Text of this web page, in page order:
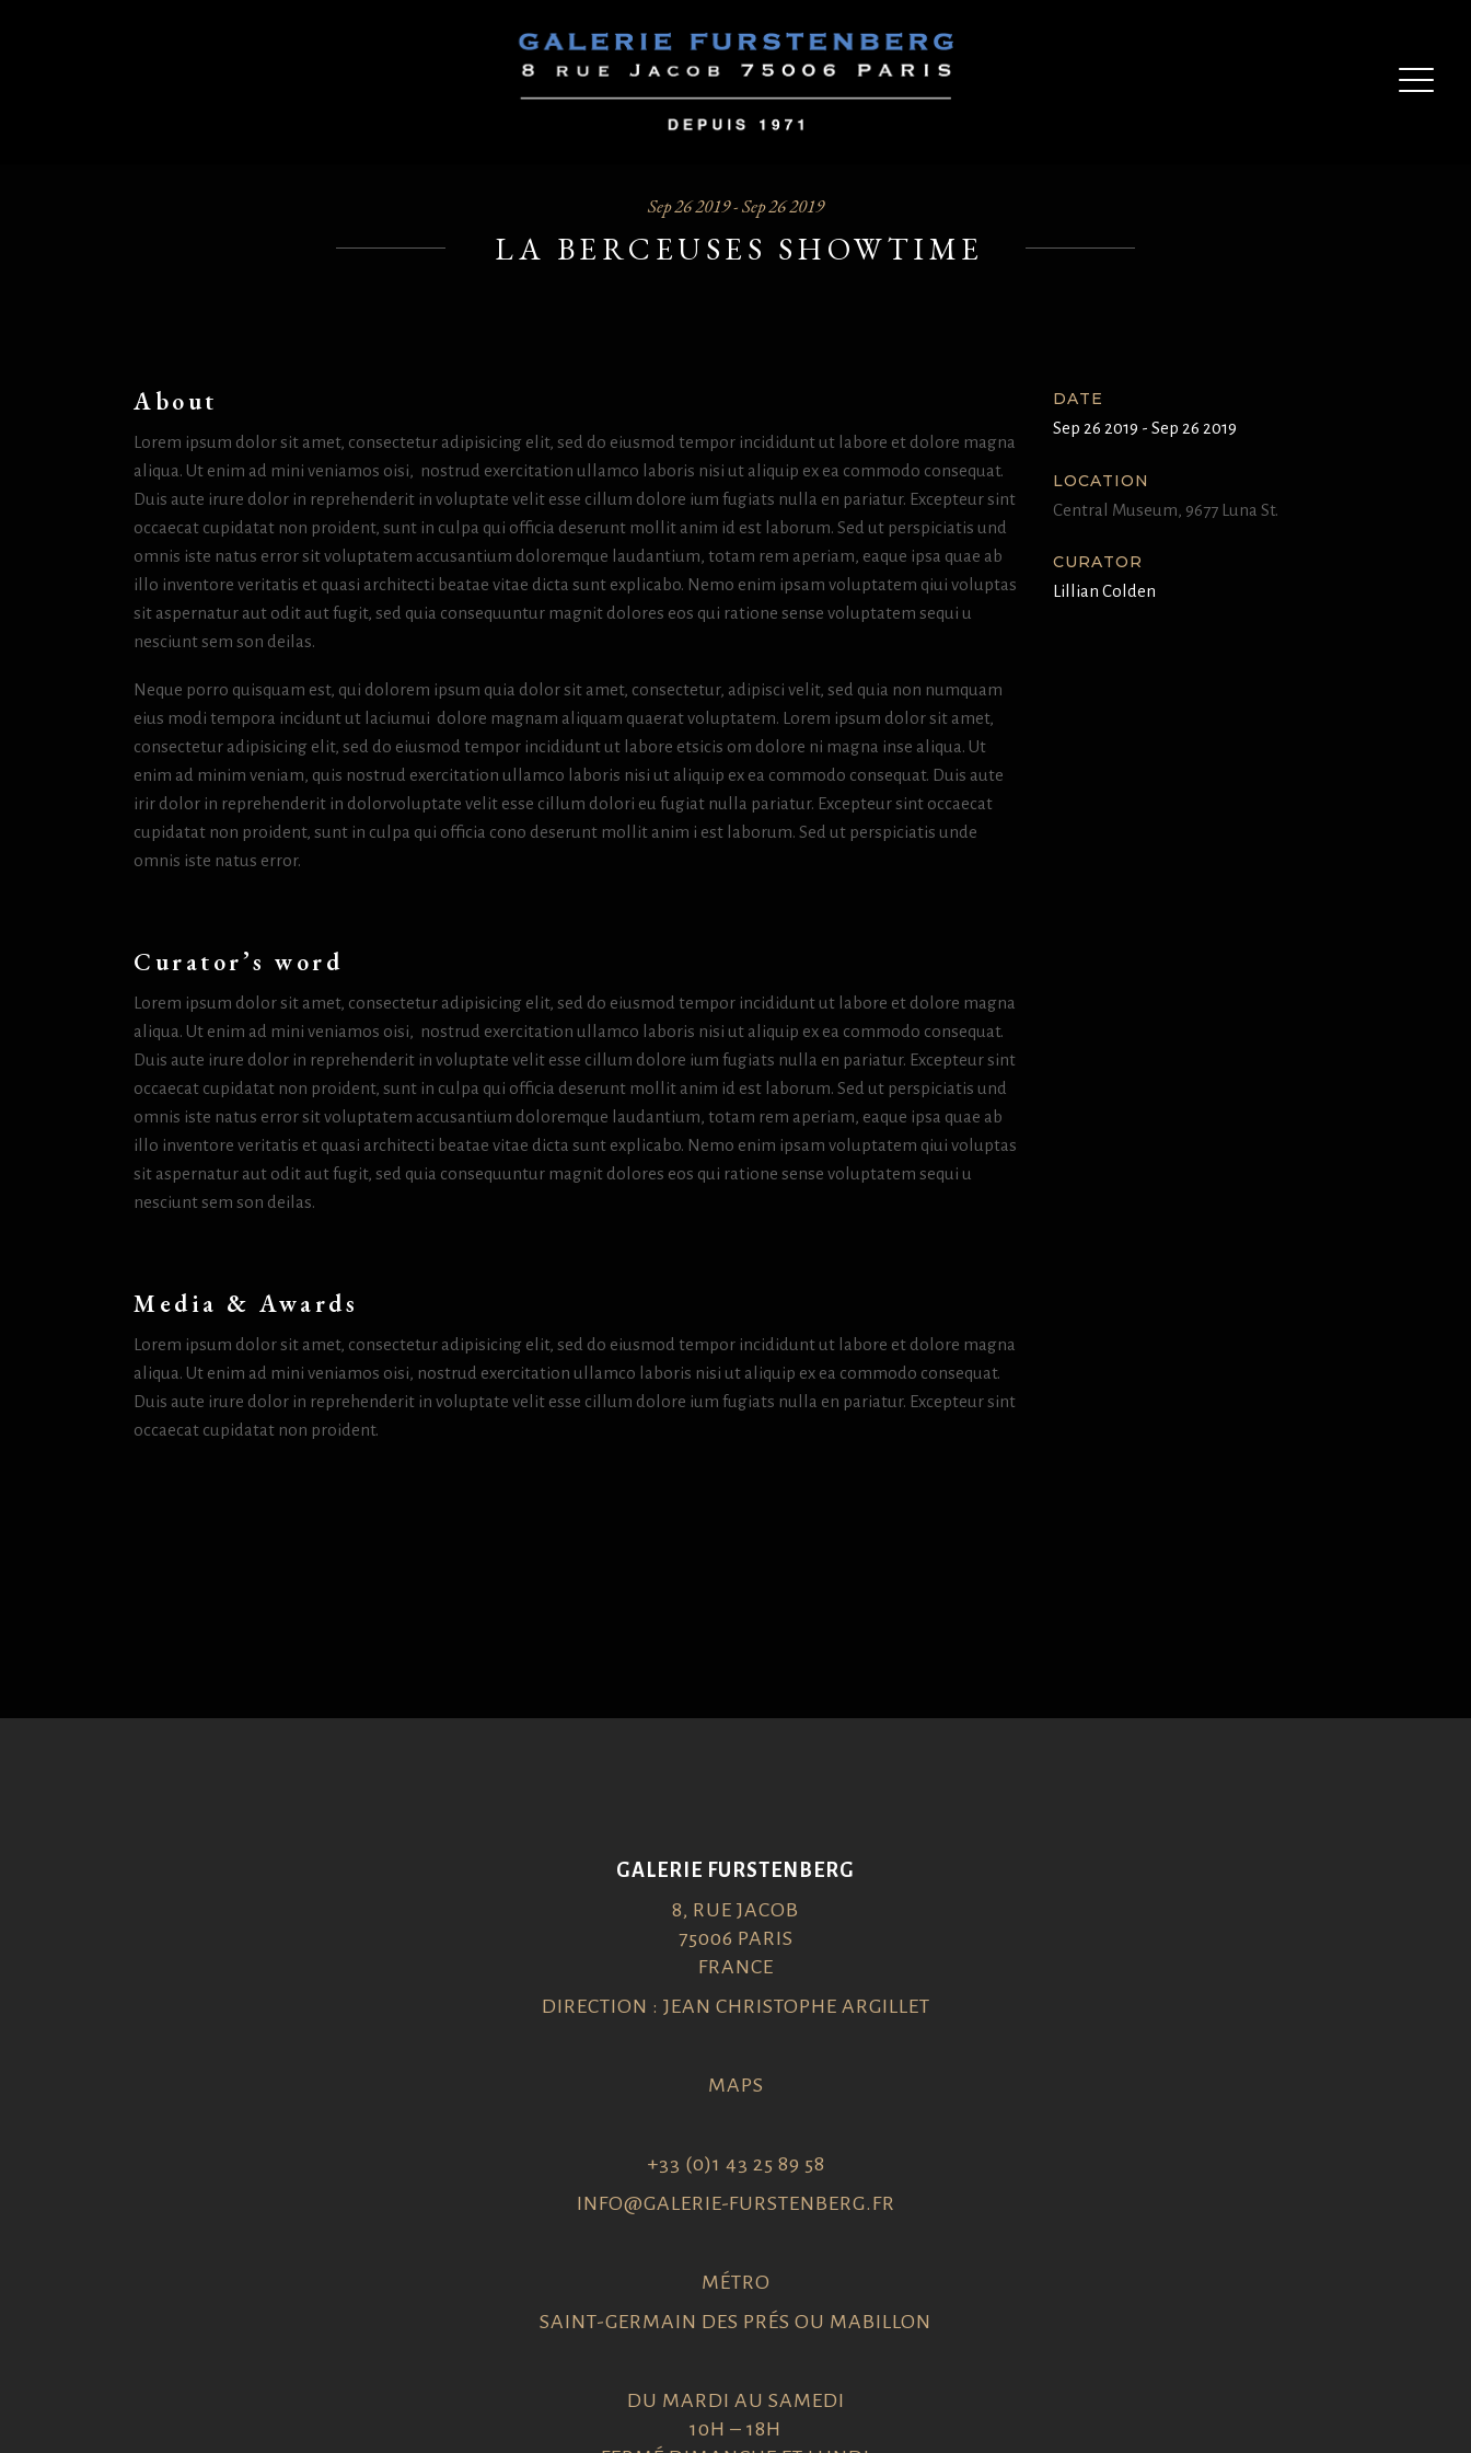
Sep 26 2019 - Sep 26 2019
LA BERCEUSES SHOWTIME
About
Lorem ipsum dolor sit amet, consectetur adipisicing elit, sed do eiusmod tempor incididunt ut labore et dolore magna
aliqua. Ut enim ad mini veniamos oisi, nostrud exercitation ullamco laboris nisi ut aliquip ex ea commodo consequat.
Duis aute irure dolor in reprehenderit in voluptate velit esse cillum dolore ium fugiats nulla en pariatur. Excepteur sint
occaecat cupidatat non proident, sunt in culpa qui officia deserunt mollit anim id est laborum. Sed ut perspiciatis und
omnis iste natus error sit voluptatem accusantium doloremque laudantium, totam rem aperiam, eaque ipsa quae ab
illo inventore veritatis et quasi architecti beatae vitae dicta sunt explicabo. Nemo enim ipsam voluptatem qiui voluptas
sit aspernatur aut odit aut fugit, sed quia consequuntur magnit dolores eos qui ratione sense voluptatem sequi u
nesciunt sem son deilas.
Neque porro quisquam est, qui dolorem ipsum quia dolor sit amet, consectetur, adipisci velit, sed quia non numquam
eius modi tempora incidunt ut laciumui dolore magnam aliquam quaerat voluptatem. Lorem ipsum dolor sit amet,
consectetur adipisicing elit, sed do eiusmod tempor incididunt ut labore etsicis om dolore ni magna inse aliqua. Ut
enim ad minim veniam, quis nostrud exercitation ullamco laboris nisi ut aliquip ex ea commodo consequat. Duis aute
irir dolor in reprehenderit in dolorvoluptate velit esse cillum dolori eu fugiat nulla pariatur. Excepteur sint occaecat
cupidatat non proident, sunt in culpa qui officia cono deserunt mollit anim i est laborum. Sed ut perspiciatis unde
omnis iste natus error.
Curator’s word
Lorem ipsum dolor sit amet, consectetur adipisicing elit, sed do eiusmod tempor incididunt ut labore et dolore magna
aliqua. Ut enim ad mini veniamos oisi, nostrud exercitation ullamco laboris nisi ut aliquip ex ea commodo consequat.
Duis aute irure dolor in reprehenderit in voluptate velit esse cillum dolore ium fugiats nulla en pariatur. Excepteur sint
occaecat cupidatat non proident, sunt in culpa qui officia deserunt mollit anim id est laborum. Sed ut perspiciatis und
omnis iste natus error sit voluptatem accusantium doloremque laudantium, totam rem aperiam, eaque ipsa quae ab
illo inventore veritatis et quasi architecti beatae vitae dicta sunt explicabo. Nemo enim ipsam voluptatem qiui voluptas
sit aspernatur aut odit aut fugit, sed quia consequuntur magnit dolores eos qui ratione sense voluptatem sequi u
nesciunt sem son deilas.
Media & Awards
Lorem ipsum dolor sit amet, consectetur adipisicing elit, sed do eiusmod tempor incididunt ut labore et dolore magna
aliqua. Ut enim ad mini veniamos oisi, nostrud exercitation ullamco laboris nisi ut aliquip ex ea commodo consequat.
Duis aute irure dolor in reprehenderit in voluptate velit esse cillum dolore ium fugiats nulla en pariatur. Excepteur sint
occaecat cupidatat non proident.
DATE
Sep 26 2019 - Sep 26 2019
LOCATION
Central Museum, 9677 Luna St.
CURATOR
Lillian Colden
GALERIE FURSTENBERG
8, RUE JACOB
75006 PARIS
FRANCE
DIRECTION : JEAN CHRISTOPHE ARGILLET
MAPS
+33 (0)1 43 25 89 58
INFO@GALERIE-FURSTENBERG.FR
MÉTRO
SAINT-GERMAIN DES PRÉS OU MABILLON
DU MARDI AU SAMEDI
10H – 18H